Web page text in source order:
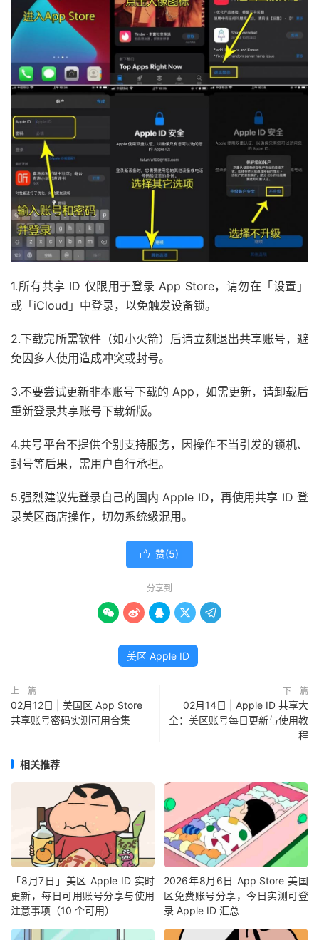
1.所有共享 ID 仅限用于登录 App Store，请勿在「设置」
或「iCloud」中登录，以免触发设备锁。
2.下载完所需软件（如小火箭）后请立刻退出共享账号，避
免因多人使用造成冲突或封号。
3.不要尝试更新非本账号下载的 App，如需更新，请卸载后
重新登录共享账号下载新版。
4.共号平台不提供个别支持服务，因操作不当引发的锁机、
封号等后果，需用户自行承担。
5.强烈建议先登录自己的国内 Apple ID，再使用共享 ID 登
录美区商店操作，切勿系统级混用。
 赞(5)
分享到
    
美区 Apple ID
上一篇
02月12日 | 美国区 App Store
共享账号密码实测可用合集
下一篇
02月14日 | Apple ID 共享大
全：美区账号每日更新与使用教
程
相关推荐
「8月7日」美区 Apple ID 实时
更新，每日可用账号分享与使用
注意事项（10 个可用）
2026年8月6日 App Store 美国
区免费账号分享，今日实测可登
录 Apple ID 汇总